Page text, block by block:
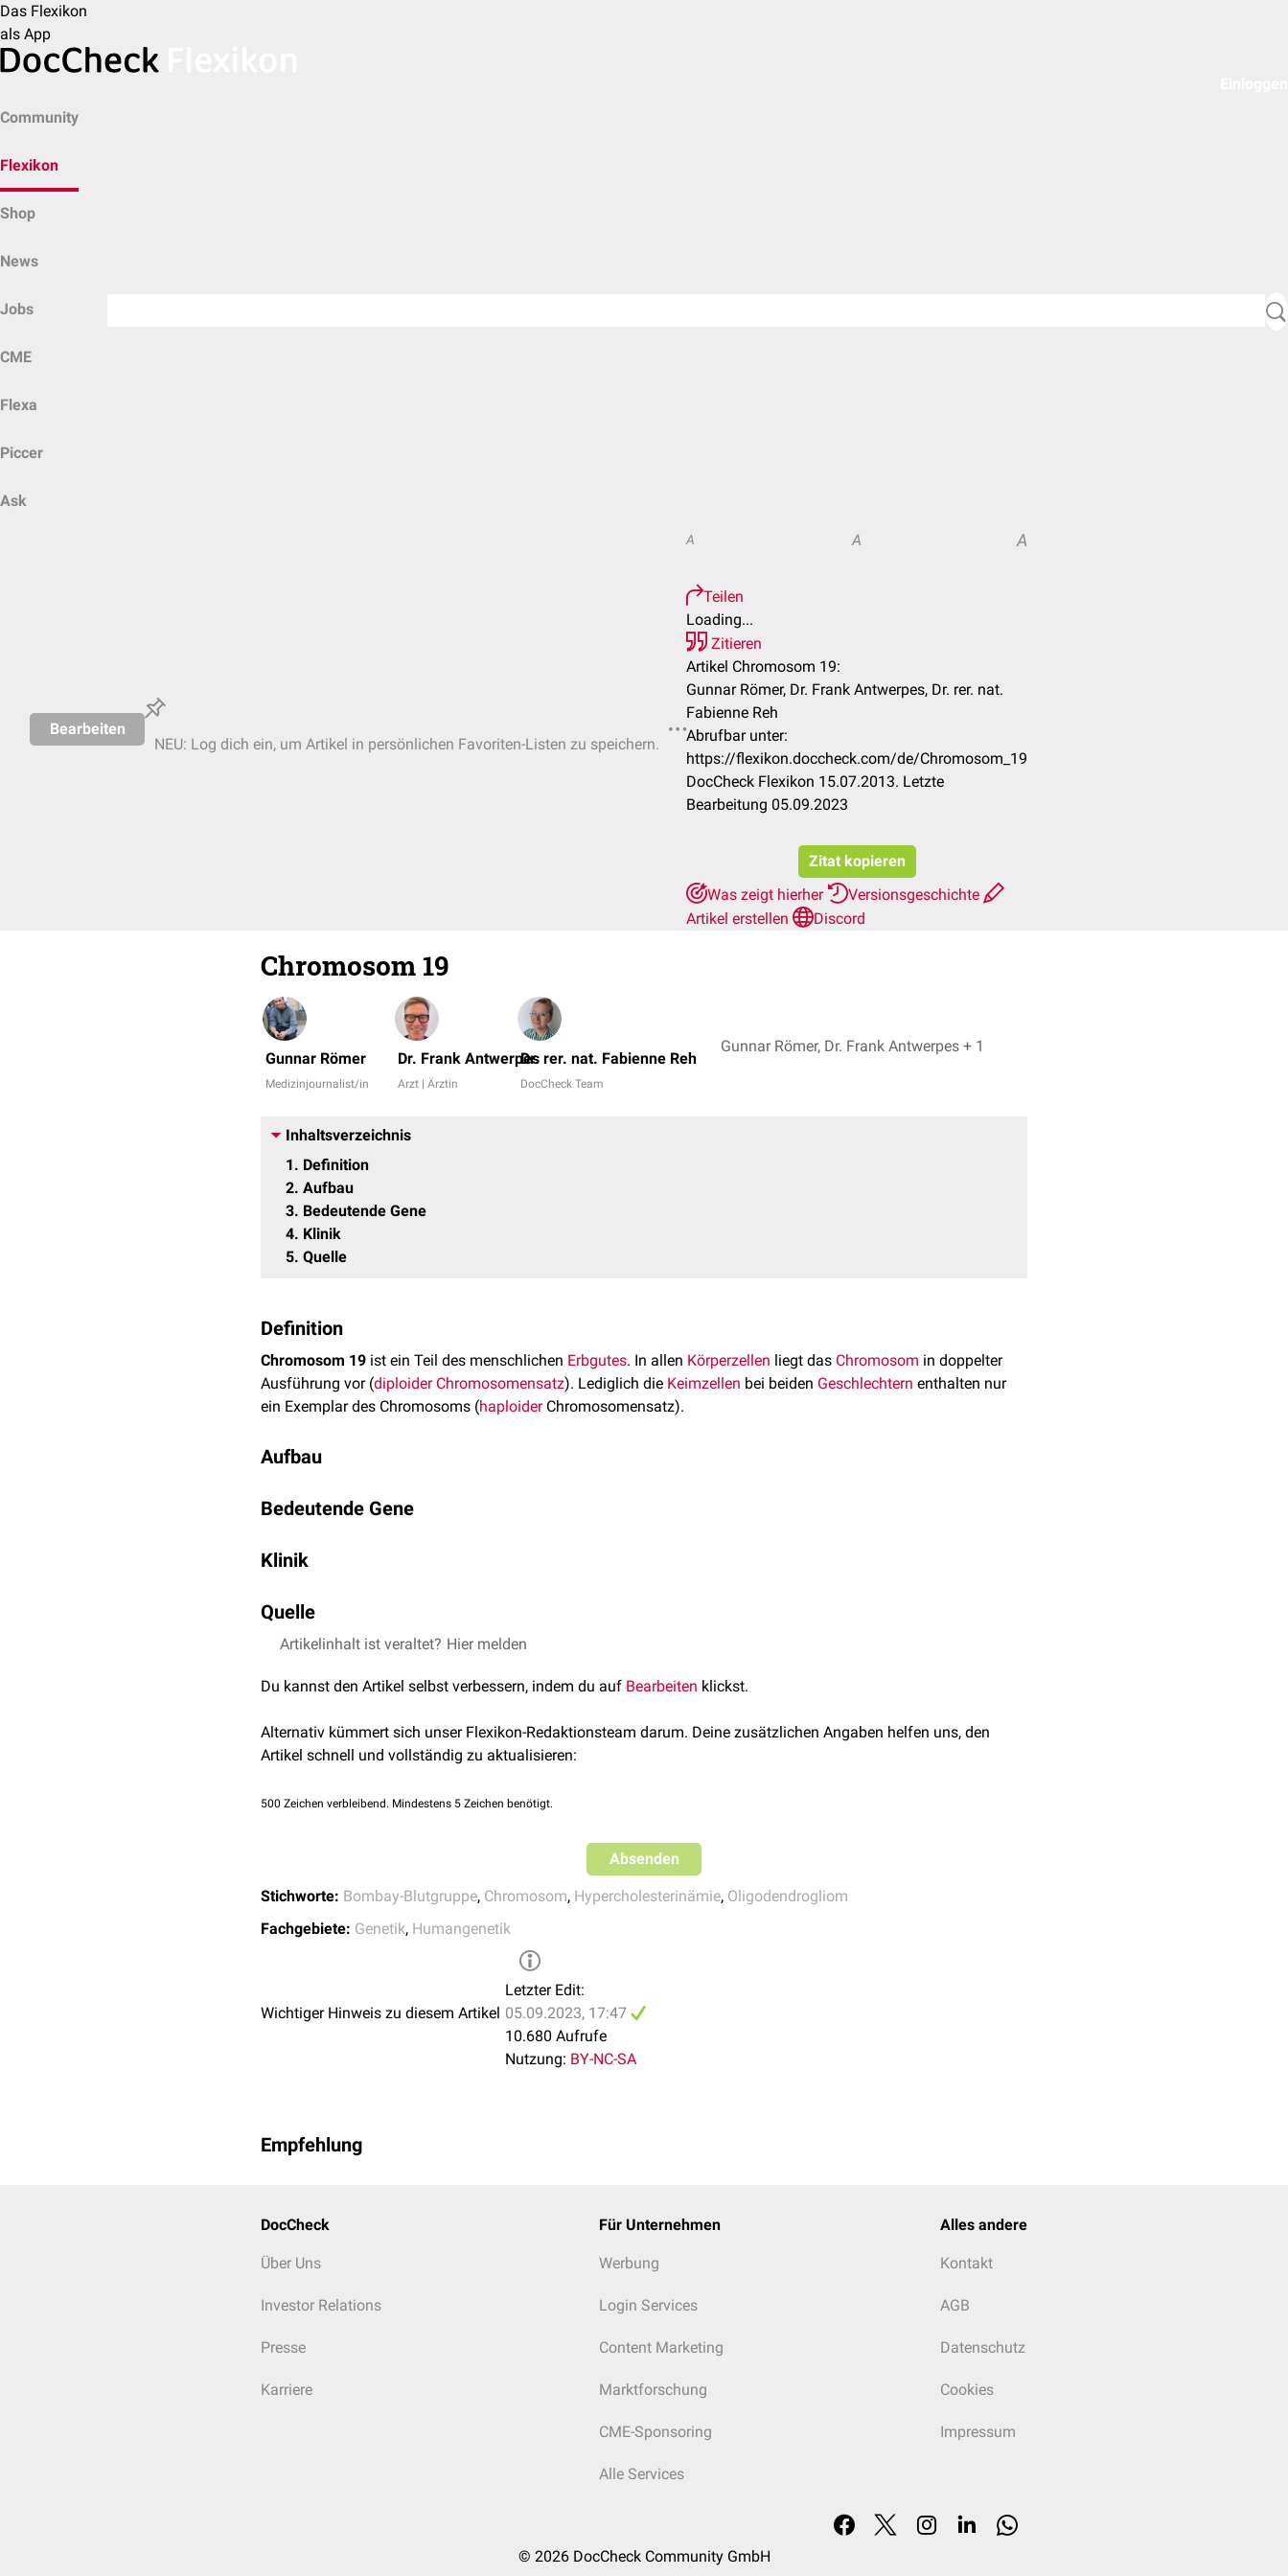
Das Flexikon
als App
Community
Flexikon
Shop
News
Jobs
CME
Flexa
Piccer
Ask
Bearbeiten
NEU: Log dich ein, um Artikel in persönlichen Favoriten-Listen zu speichern.
A A A
Teilen
Loading...
Zitieren
Artikel Chromosom 19:
Gunnar Römer, Dr. Frank Antwerpes, Dr. rer. nat.
Fabienne Reh
Abrufbar unter:
https://flexikon.doccheck.com/de/Chromosom_19
DocCheck Flexikon 15.07.2013. Letzte
Bearbeitung 05.09.2023
Zitat kopieren
Was zeigt hierher
Versionsgeschichte
Artikel erstellen
Discord
Chromosom 19
Gunnar Römer
Medizinjournalist/in
Dr. Frank Antwerpes
Arzt | Ärztin
Dr. rer. nat. Fabienne Reh
DocCheck Team
Gunnar Römer, Dr. Frank Antwerpes + 1
Inhaltsverzeichnis
1
Definition
2 Aufbau
3 Bedeutende Gene
4 Klinik
5 Quelle
Definition
Chromosom 19 ist ein Teil des menschlichen Erbgutes. In allen Körperzellen liegt das Chromosom in doppelter
Ausführung vor (diploider Chromosomensatz). Lediglich die Keimzellen bei beiden Geschlechtern enthalten nur
ein Exemplar des Chromosoms (haploiderChromosomensatz).
Aufbau
an rund 59 MillionenBasenpaaren
Unter allen 23 paarig vorkommenden Chromosomen des Menschen besitzt Chromosom 19 die mit Abstand
höchste Gendichte. Sie ist etwa doppelt so hoch wie bei den anderen Vertretern.
Bombay-Blutgruppeist auf Chromosom 19 lokalisiert.
Bedeutende Gene
Nephrin
Troponin
Killer cell immunoglobulin-like receptor
Klinik
zu folgenden
Multicore-Myopathie
membranöseLipodystrophie
Camurati-Engelmann-Syndrom
HyperlipoproteinämieTyp 2
Fokal segmentale Glomerulosklerose
Quelle
↑ Ensembl - Chromosom 19 , abgerufen am 05.09.2023
Artikelinhalt ist veraltet? Hier melden
Du kannst den Artikel selbst verbessern, indem du auf Bearbeiten klickst.
Alternativ kümmert sich unser Flexikon-Redaktionsteam darum. Deine zusätzlichen Angaben helfen uns, den
Artikel schnell und vollständig zu aktualisieren:
500 Zeichen verbleibend. Mindestens 5 Zeichen benötigt.
Absenden
Stichworte: Bombay-Blutgruppe, Chromosom, Hypercholesterinämie, Oligodendrogliom
Fachgebiete: Genetik, Humangenetik
Wichtiger Hinweis zu diesem Artikel
Letzter Edit:
05.09.2023, 17:47
10.680 Aufrufe
Nutzung: BY-NC-SA
Empfehlung
DocCheck
Über Uns
Investor Relations
Presse
Karriere
Für Unternehmen
Werbung
Login Services
Content Marketing
Marktforschung
CME-Sponsoring
Alle Services
Alles andere
Kontakt
AGB
Datenschutz
Cookies
Impressum
© 2026 DocCheck Community GmbH